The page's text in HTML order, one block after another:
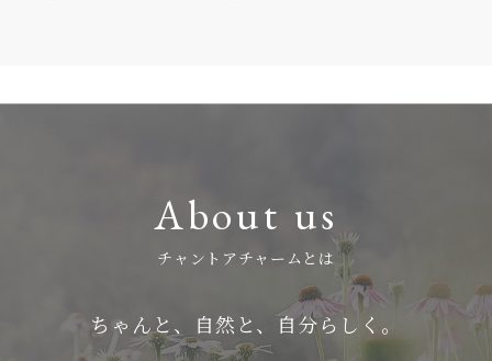
About us
チャントアチャームとは
ちゃんと、自然と、自分らしく。